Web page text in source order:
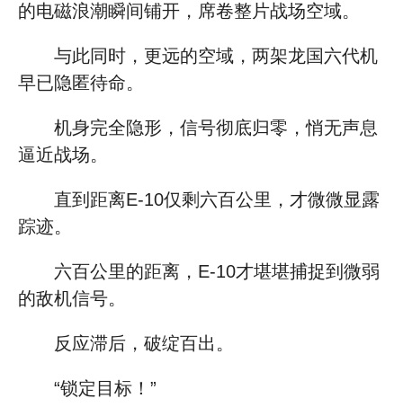
的电磁浪潮瞬间铺开，席卷整片战场空域。
与此同时，更远的空域，两架龙国六代机
早已隐匿待命。
机身完全隐形，信号彻底归零，悄无声息
逼近战场。
直到距离E-10仅剩六百公里，才微微显露
踪迹。
六百公里的距离，E-10才堪堪捕捉到微弱
的敌机信号。
反应滞后，破绽百出。
“锁定目标！”